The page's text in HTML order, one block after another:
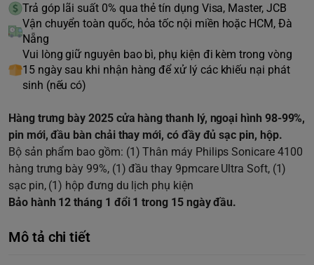
Trả góp lãi suất 0% qua thẻ tín dụng Visa, Master, JCB
Vận chuyển toàn quốc, hỏa tốc nội miền hoặc HCM, Đà
Nẵng
Vui lòng giữ nguyên bao bì, phụ kiện đi kèm trong vòng
15 ngày sau khi nhận hàng để xử lý các khiếu nại phát
sinh (nếu có)
Hàng trưng bày 2025 cửa hàng thanh lý, ngoại hình 98-99%,
pin mới, đầu bàn chải thay mới, có đầy đủ sạc pin, hộp.
Bộ sản phẩm bao gồm: (1) Thân máy Philips Sonicare 4100
hàng trưng bày 99%, (1) đầu thay 9pmcare Ultra Soft, (1)
sạc pin, (1) hộp đưng du lịch phụ kiện
Bảo hành 12 tháng 1 đổi 1 trong 15 ngày đầu.
Mô tả chi tiết